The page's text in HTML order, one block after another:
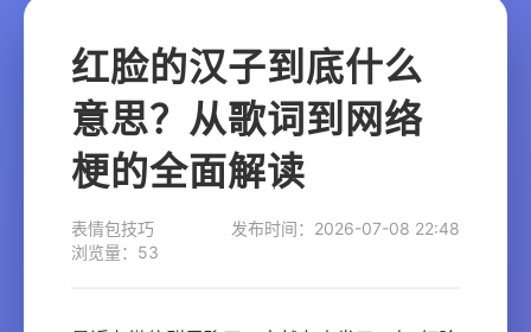
红脸的汉子到底什么
意思？从歌词到网络
梗的全面解读
表情包技巧
发布时间：2026-07-08 22:48
浏览量：53